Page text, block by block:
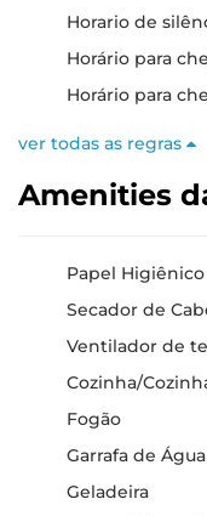
Horario de
Horário para
Horário para
ver todas as regras
Amenities
Papel Higiênico
Secador de
Ventilador de
Cozinha/
Fogão
Garrafa de Água
Geladeira